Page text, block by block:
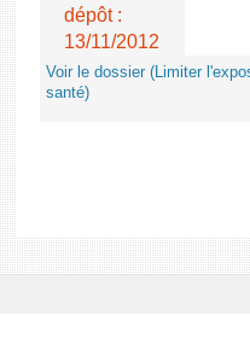
dépôt :
13/11/2012
Voir le dossier (Limiter
santé)